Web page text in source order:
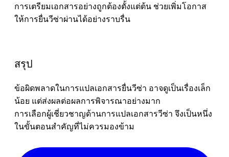
การเตรียมเอกสารอย่างถูกต้องตั้งแต่ต้น ช่วยเพิ่มโอกาส
ให้การยื่นวีซ่าผ่านได้อย่างราบรื่น
สรุป
ข้อผิดพลาดในการแปลเอกสารยื่นวีซ่า อาจดูเป็นเรื่องเล็ก
น้อย แต่ส่งผลต่อผลการพิจารณาอย่างมาก
การเลือกผู้เชี่ยวชาญด้านการแปลเอกสารวีซ่า จึงเป็นหนึ่ง
ในขั้นตอนสำคัญที่ไม่ควรมองข้าม